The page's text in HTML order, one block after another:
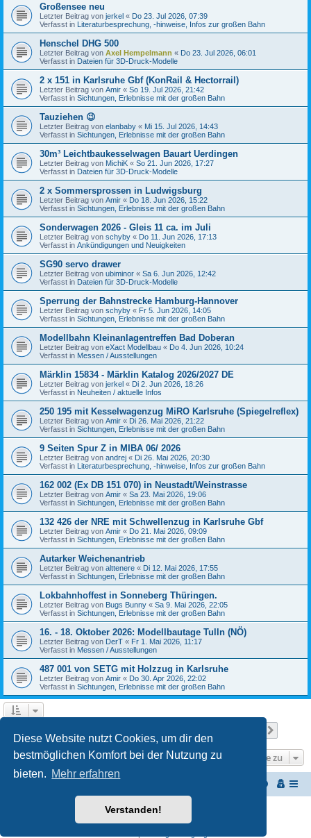
Diese Website nutzt Cookies, um dir den
bestmöglichen Komfort bei der Nutzung zu
bieten. Mehr erfahren
Verstanden!
Großensee neu
Letzter Beitrag von jerkel « Do 23. Jul 2026, 07:39
Verfasst in Literaturbesprechung, -hinweise, Infos zur großen Bahn
Henschel DHG 500
Letzter Beitrag von Axel Hempelmann « Do 23. Jul 2026, 06:01
Verfasst in Dateien für 3D-Druck-Modelle
2 x 151 in Karlsruhe Gbf (KonRail & Hectorrail)
Letzter Beitrag von Amir « So 19. Jul 2026, 21:42
Verfasst in Sichtungen, Erlebnisse mit der großen Bahn
Tauziehen 😉
Letzter Beitrag von elanbaby « Mi 15. Jul 2026, 14:43
Verfasst in Sichtungen, Erlebnisse mit der großen Bahn
30m³ Leichtbaukesselwagen Bauart Uerdingen
Letzter Beitrag von MichiK « So 21. Jun 2026, 17:27
Verfasst in Dateien für 3D-Druck-Modelle
2 x Sommersprossen in Ludwigsburg
Letzter Beitrag von Amir « Do 18. Jun 2026, 15:22
Verfasst in Sichtungen, Erlebnisse mit der großen Bahn
Sonderwagen 2026 - Gleis 11 ca. im Juli
Letzter Beitrag von schyby « Do 11. Jun 2026, 17:13
Verfasst in Ankündigungen und Neuigkeiten
SG90 servo drawer
Letzter Beitrag von ubiminor « Sa 6. Jun 2026, 12:42
Verfasst in Dateien für 3D-Druck-Modelle
Sperrung der Bahnstrecke Hamburg-Hannover
Letzter Beitrag von schyby « Fr 5. Jun 2026, 14:05
Verfasst in Sichtungen, Erlebnisse mit der großen Bahn
Modellbahn Kleinanlagentreffen Bad Doberan
Letzter Beitrag von eXact Modellbau « Do 4. Jun 2026, 10:24
Verfasst in Messen / Ausstellungen
Märklin 15834 - Märklin Katalog 2026/2027 DE
Letzter Beitrag von jerkel « Di 2. Jun 2026, 18:26
Verfasst in Neuheiten / aktuelle Infos
250 195 mit Kesselwagenzug MiRO Karlsruhe (Spiegelreflex)
Letzter Beitrag von Amir « Di 26. Mai 2026, 21:22
Verfasst in Sichtungen, Erlebnisse mit der großen Bahn
9 Seiten Spur Z in MIBA 06/ 2026
Letzter Beitrag von andrej « Di 26. Mai 2026, 20:30
Verfasst in Literaturbesprechung, -hinweise, Infos zur großen Bahn
162 002 (Ex DB 151 070) in Neustadt/Weinstrasse
Letzter Beitrag von Amir « Sa 23. Mai 2026, 19:06
Verfasst in Sichtungen, Erlebnisse mit der großen Bahn
132 426 der NRE mit Schwellenzug in Karlsruhe Gbf
Letzter Beitrag von Amir « Do 21. Mai 2026, 09:09
Verfasst in Sichtungen, Erlebnisse mit der großen Bahn
Autarker Weichenantrieb
Letzter Beitrag von alttenere « Di 12. Mai 2026, 17:55
Verfasst in Sichtungen, Erlebnisse mit der großen Bahn
Lokbahnhoffest in Sonneberg Thüringen.
Letzter Beitrag von Bugs Bunny « Sa 9. Mai 2026, 22:05
Verfasst in Sichtungen, Erlebnisse mit der großen Bahn
16. - 18. Oktober 2026: Modellbautage Tulln (NÖ)
Letzter Beitrag von DerT « Fr 1. Mai 2026, 11:17
Verfasst in Messen / Ausstellungen
487 001 von SETG mit Holzzug in Karlsruhe
Letzter Beitrag von Amir « Do 30. Apr 2026, 22:02
Verfasst in Sichtungen, Erlebnisse mit der großen Bahn
Gehe zu
Powered byphpBB® Forum Software © phpBB Limited
WireSys